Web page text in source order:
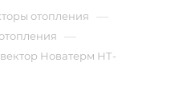
отопления —
—
Новатерм НТ-